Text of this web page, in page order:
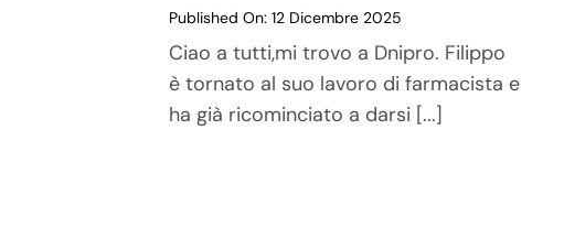
Published On: 12 Dicembre 2025
Ciao a tutti,mi trovo a Dnipro. Filippo
è tornato al suo lavoro di farmacista e
ha già ricominciato a darsi [...]